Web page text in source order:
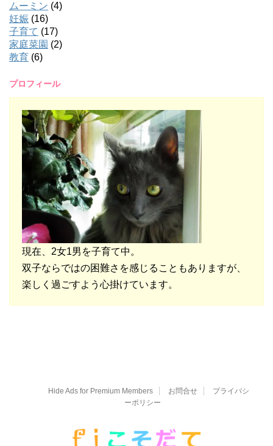
ムーミン (4)
妊娠 (16)
子育て (17)
家庭菜園 (2)
教育 (6)
プロフィール
現在、2女1男を子育て中。
双子ならではの困難さを感じることもありますが、
楽しく過ごすよう心掛けています。
Hide Ads for Premium Members お問合せ
プライバシ
ーポリシー